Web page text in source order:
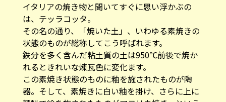
イタリアの焼き物と聞いてすぐに思い浮かぶの
は、テッラコッタ。
その名の通り、「焼いた土」、いわゆる素焼きの
状態のものが総称してこう呼ばれます。
鉄分を多く含んだ粘土質の土は950℃前後で焼か
れるときれいな煉瓦色に変化ます。
この素焼き状態のものに釉を施されたものが陶
器。そして、素焼きに白い釉を掛け、さらに上に